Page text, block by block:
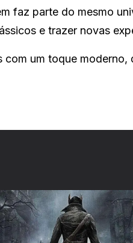
faz parte do mesmo
e trazer novas
um toque moderno,